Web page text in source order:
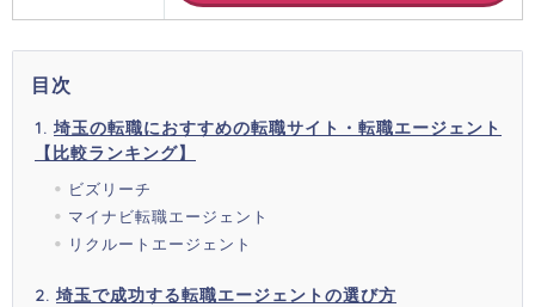
目次
埼玉の転職におすすめの転職サイト・転職エージェント
【比較ランキング】
ビズリーチ
マイナビ転職エージェント
リクルートエージェント
埼玉で成功する転職エージェントの選び方